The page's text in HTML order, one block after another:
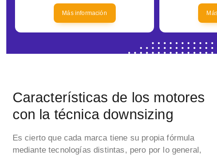
Más información
Características de los motores
con la técnica downsizing
Es cierto que cada marca tiene su propia fórmula
mediante tecnologías distintas, pero por lo general,